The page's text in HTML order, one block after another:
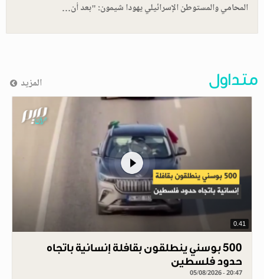
المحامي والمستوطن الإسرائيلي يهودا شيمون: "بعد أن…
متداول المزيد
0.41
500 بوسني ينطلقون بقافلة إنسانية باتجاه
حدود فلسطين
05/08/2026 - 20:47